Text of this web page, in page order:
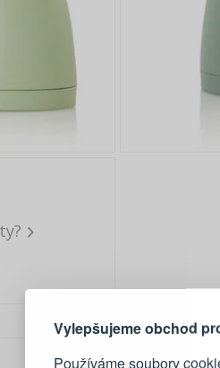
Vylepšujeme obchod
Používáme soubory
vytvořit účet